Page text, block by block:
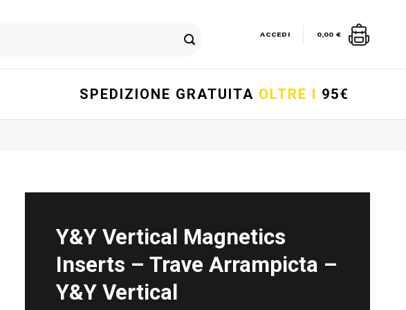
ACCEDI 0,00 €
SPEDIZIONE GRATUITA OLTRE I 95€
Y&Y Vertical Magnetics
Inserts – Trave Arrampicta –
Y&Y Vertical